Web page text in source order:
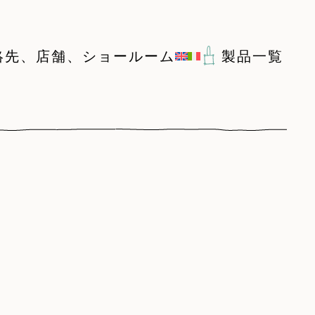
先、店舗、ショールーム 製品一覧